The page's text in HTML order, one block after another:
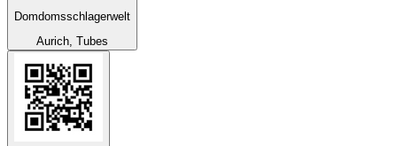
Domdomsschlagerwelt
Aurich, Tubes